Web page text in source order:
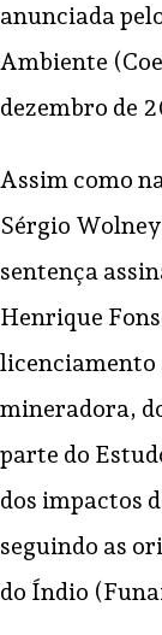
anunciada
Ambiente
dezembro de
Assim como
Sérgio
sentença
Henrique
licenciamento
mineradora,
parte do
dos impactos
seguindo as
do Índio